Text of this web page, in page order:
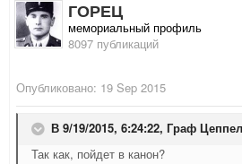
ГОРЕЦ
мемориальный профиль
8097 публикаций
Опубликовано: 19 Sep 2015
В 9/19/2015, 6:24:22, Граф
Так как, пойдет в канон?